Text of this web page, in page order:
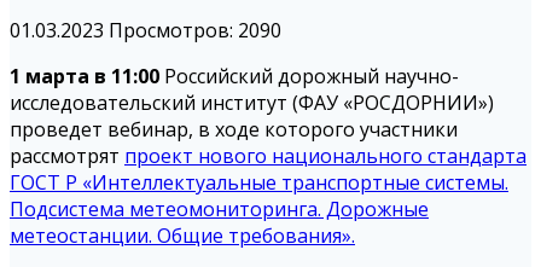
01.03.2023 Просмотров: 2090
1 марта в 11:00 Российский дорожный научно-
исследовательский институт (ФАУ «РОСДОРНИИ»)
проведет вебинар, в ходе которого участники
рассмотрят проект нового национального стандарта
ГОСТ Р «Интеллектуальные транспортные системы.
Подсистема метеомониторинга. Дорожные
метеостанции. Общие требования».